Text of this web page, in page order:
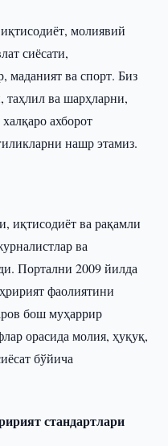
молиявий
сиёсати,
маданият ва спорт. Биз
таҳлил ва шарҳларни,
ахборот
нашр этамиз.
иқтисодиёт ва рақамли
ва
Портални 2009 йилда
фаолиятини
бош муҳаррир
орасида молия, ҳуқуқ,
бўйича
стандартлари